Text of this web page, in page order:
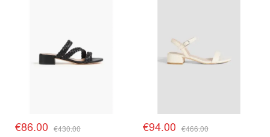
€86.00 €430.00 €94.00 €466.00